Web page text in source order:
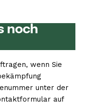
noch
wenn Sie
unter der
auf